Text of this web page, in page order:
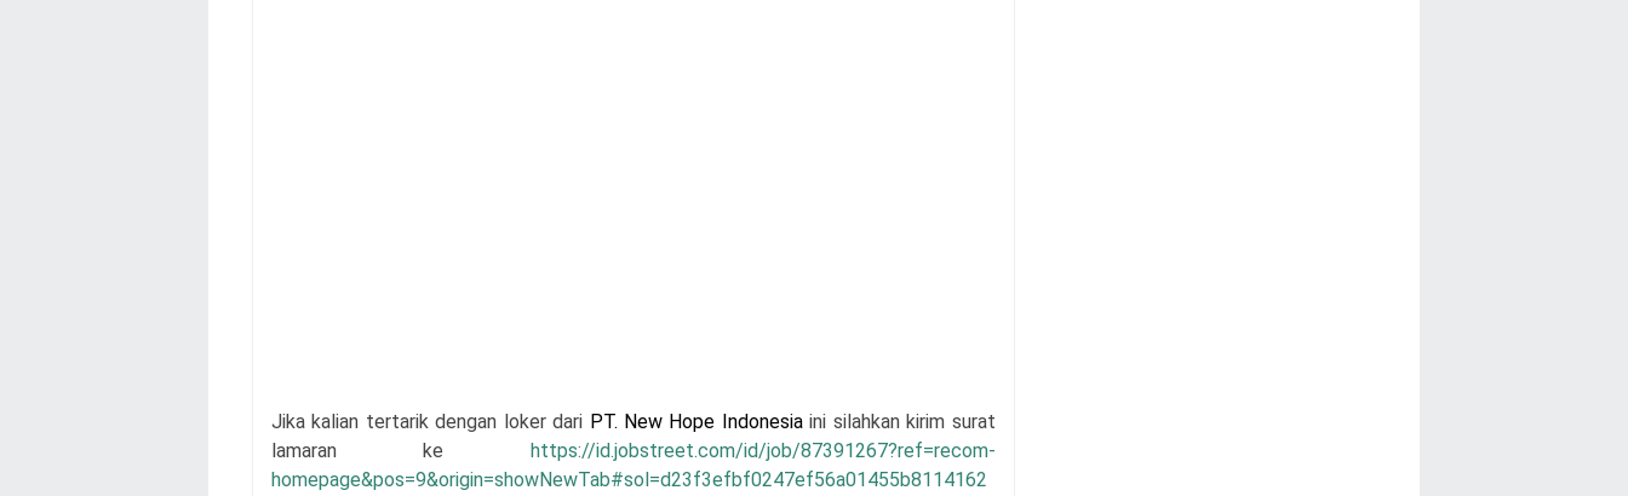
Jika kalian tertarik dengan loker dari PT. New Hope Indonesia ini silahkan kirim surat
lamaran ke
https://id.jobstreet.com/id/job/87391267?ref=recom-
homepage&pos=9&origin=showNewTab#sol=d23f3efbf0247ef56a01455b8114162